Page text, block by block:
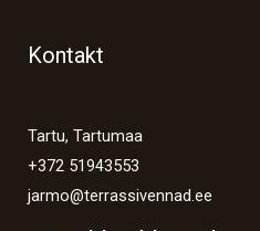
Kontakt
Tartu, Tartumaa
+372 51943553
jarmo@terrassivennad.ee